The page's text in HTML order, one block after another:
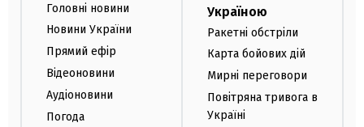
Головні новини
Новини України
Прямий ефір
Відеоновини
Аудіоновини
Погода
Україною
Ракетні обстріли
Карта бойових дій
Мирні переговори
Повітряна тривога в
Україні